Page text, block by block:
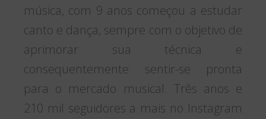
música, com 9 anos começou a estudar
canto e dança, sempre com o objetivo de
aprimorar sua técnica e
consequentemente sentir-se pronta
para o mercado musical. Três anos e
210 mil seguidores a mais no Instagram